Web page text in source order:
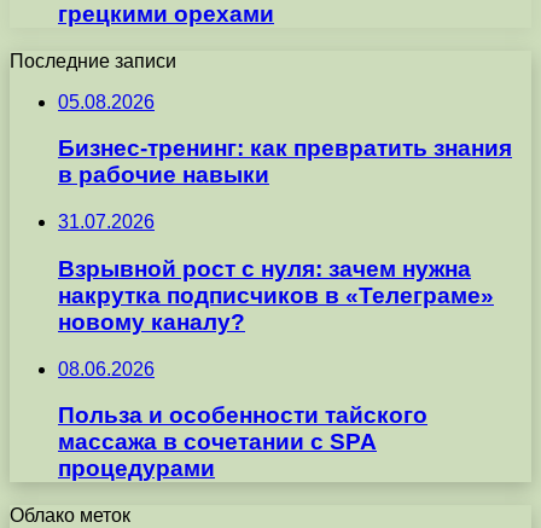
грецкими орехами
Последние записи
05.08.2026
Бизнес-тренинг: как превратить знания
в рабочие навыки
31.07.2026
Взрывной рост с нуля: зачем нужна
накрутка подписчиков в «Телеграме»
новому каналу?
08.06.2026
Польза и особенности тайского
массажа в сочетании с SPA
процедурами
Облако меток